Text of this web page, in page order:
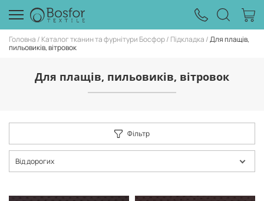
Головна Каталог тканин та фурнітури Босфор Підкладка Для плащів,
пильовиків, вітровок
Для плащів, пильовиків, вітровок
Фільтр
Від дорогих